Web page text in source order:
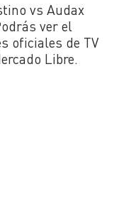
vs Audax
ver el
oficiales de TV
Libre.